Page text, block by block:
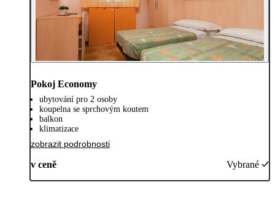
Pokoj Economy
ubytování pro 2 osoby
koupelna se sprchovým koutem
balkon
klimatizace
zobrazit podrobnosti
v ceně Vybrané